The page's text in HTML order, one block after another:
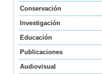
Conservación
Investigación
Educación
Publicaciones
Audiovisual